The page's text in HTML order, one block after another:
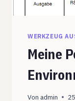
WERKZEUG
Meine
Von admin